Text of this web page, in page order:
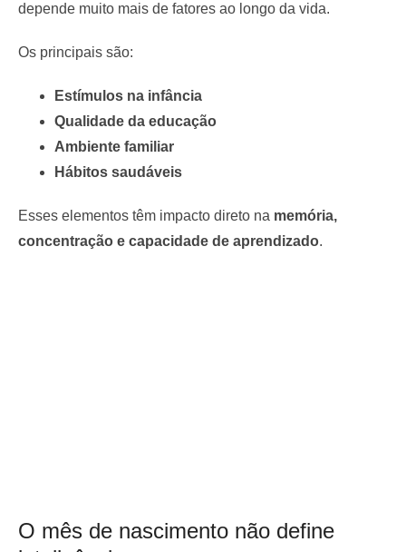
depende muito mais de fatores ao longo da vida.
Os principais são:
Estímulos na infância
Qualidade da educação
Ambiente familiar
Hábitos saudáveis
Esses elementos têm impacto direto na memória,
concentração e capacidade de aprendizado.
O mês de nascimento não define